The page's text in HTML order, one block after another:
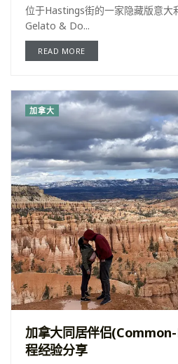
位于Hastings街的一家隐藏版意大
Gelato & Do...
READ MORE
加拿大
加拿大同居伴侣
程经验分享